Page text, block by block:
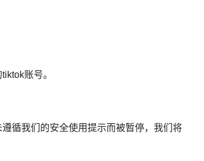
账号。
循我们的安全使用提示而被暂停，我们将